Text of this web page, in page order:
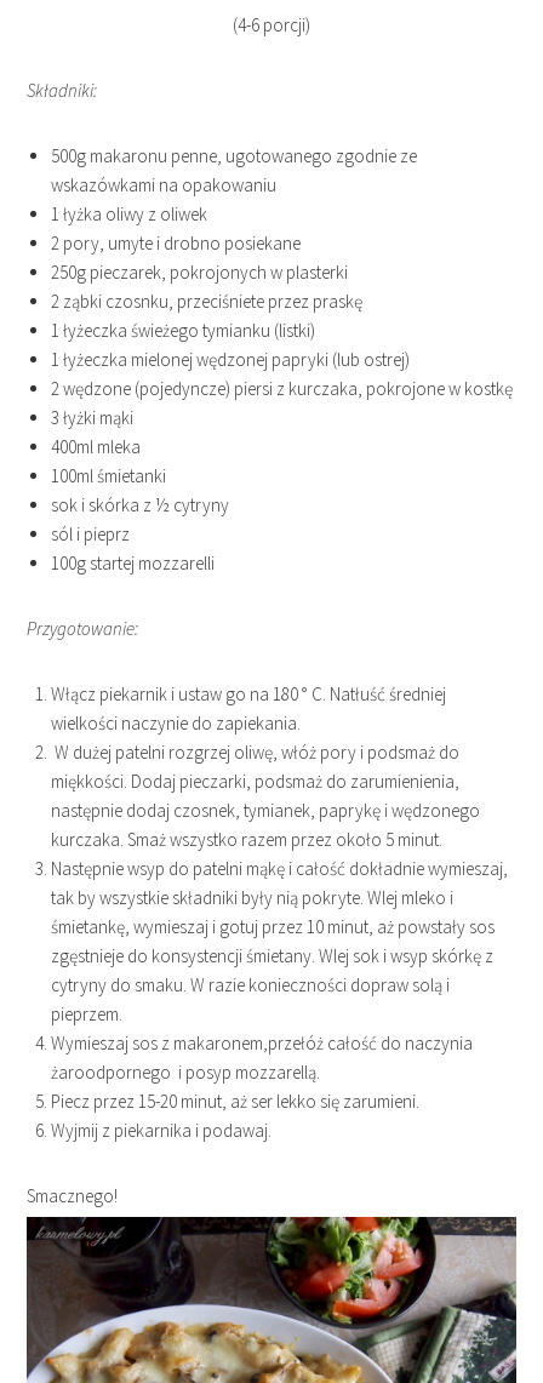
(4-6 porcji)
Składniki:
500g makaronu penne, ugotowanego zgodnie ze
wskazówkami na opakowaniu
1 łyżka oliwy z oliwek
2 pory, umyte i drobno posiekane
250g pieczarek, pokrojonych w plasterki
2 ząbki czosnku, przeciśniete przez praskę
1 łyżeczka świeżego tymianku (listki)
1 łyżeczka mielonej wędzonej papryki (lub ostrej)
2 wędzone (pojedyncze) piersi z kurczaka, pokrojone w kostkę
3 łyżki mąki
400ml mleka
100ml śmietanki
sok i skórka z ½ cytryny
sól i pieprz
100g startej mozzarelli
Przygotowanie:
Włącz piekarnik i ustaw go na 180 ° C. Natłuść średniej
wielkości naczynie do zapiekania.
W dużej patelni rozgrzej oliwę, włóż pory i podsmaż do
miękkości. Dodaj pieczarki, podsmaż do zarumienienia,
następnie dodaj czosnek, tymianek, paprykę i wędzonego
kurczaka. Smaż wszystko razem przez około 5 minut.
Następnie wsyp do patelni mąkę i całość dokładnie wymieszaj,
tak by wszystkie składniki były nią pokryte. Wlej mleko i
śmietankę, wymieszaj i gotuj przez 10 minut, aż powstały sos
zgęstnieje do konsystencji śmietany. Wlej sok i wsyp skórkę z
cytryny do smaku. W razie konieczności dopraw solą i
pieprzem.
Wymieszaj sos z makaronem,przełóż całość do naczynia
żaroodpornego i posyp mozzarellą.
Piecz przez 15-20 minut, aż ser lekko się zarumieni.
Wyjmij z piekarnika i podawaj.
Smacznego!